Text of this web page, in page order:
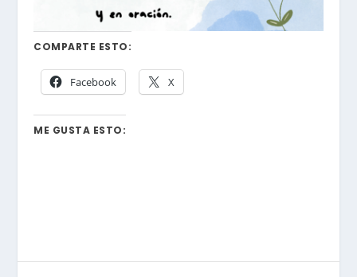
COMPARTE ESTO:
Facebook X
ME GUSTA ESTO: